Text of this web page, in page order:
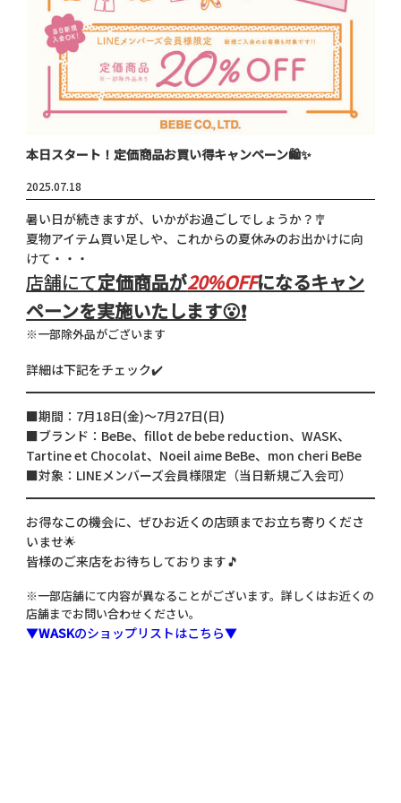
本日スタート！定価商品お買い得キャンペーン🛍️✨
2025.07.18
暑い日が続きますが、いかがお過ごしでしょうか？🎐
夏物アイテム買い足しや、これからの夏休みのお出かけに向
けて・・・
店舗にて定価商品が20%OFFになるキャン
ペーンを実施いたします😮❗
※一部除外品がございます
詳細は下記をチェック✔️
■期間：7月18日(金)～7月27日(日)
■ブランド：BeBe、fillot de bebe reduction、WASK、
Tartine et Chocolat、Noeil aime BeBe、mon cheri BeBe
■対象：LINEメンバーズ会員様限定（当日新規ご入会可）
お得なこの機会に、ぜひお近くの店頭までお立ち寄りくださ
いませ🌟
皆様のご来店をお待ちしております🎵
※一部店舗にて内容が異なることがございます。詳しくはお近くの
店舗までお問い合わせください。
▼WASKのショップリストはこちら▼